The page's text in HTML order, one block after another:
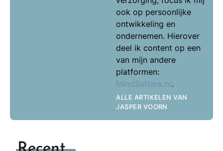
ook op persoonlijke
ontwikkeling en
ondernemen. Hierover
deel ik content op een
van mijn andere
platformen:
MindSetters.nl .
ALLE ARTIKELEN VAN
JASPER VOORN